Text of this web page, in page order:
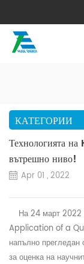
КАТЕГОРИИ
Технологията
вътрешно ниво!
Apr 01 , 2022
На 24 март 2022
Application of a
напълно
за оценка на